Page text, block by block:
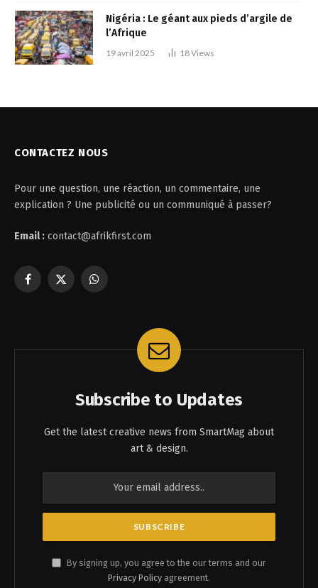
Nigéria : Le géant aux pieds d’argile de
l’Afrique
19 avril 2025 18Views
CONTACTEZ NOUS
Pour une question, une réaction, un commentaire, une
explication ? Une publicité ou un communiqué à passer?
Email : contact@afrikfirst.com
Facebook
X
WhatsApp
Subscribe to Updates
Get the latest creative news from SmartMag about
art & design.
By signing up, you agree to the our terms and our
Privacy Policy agreement.